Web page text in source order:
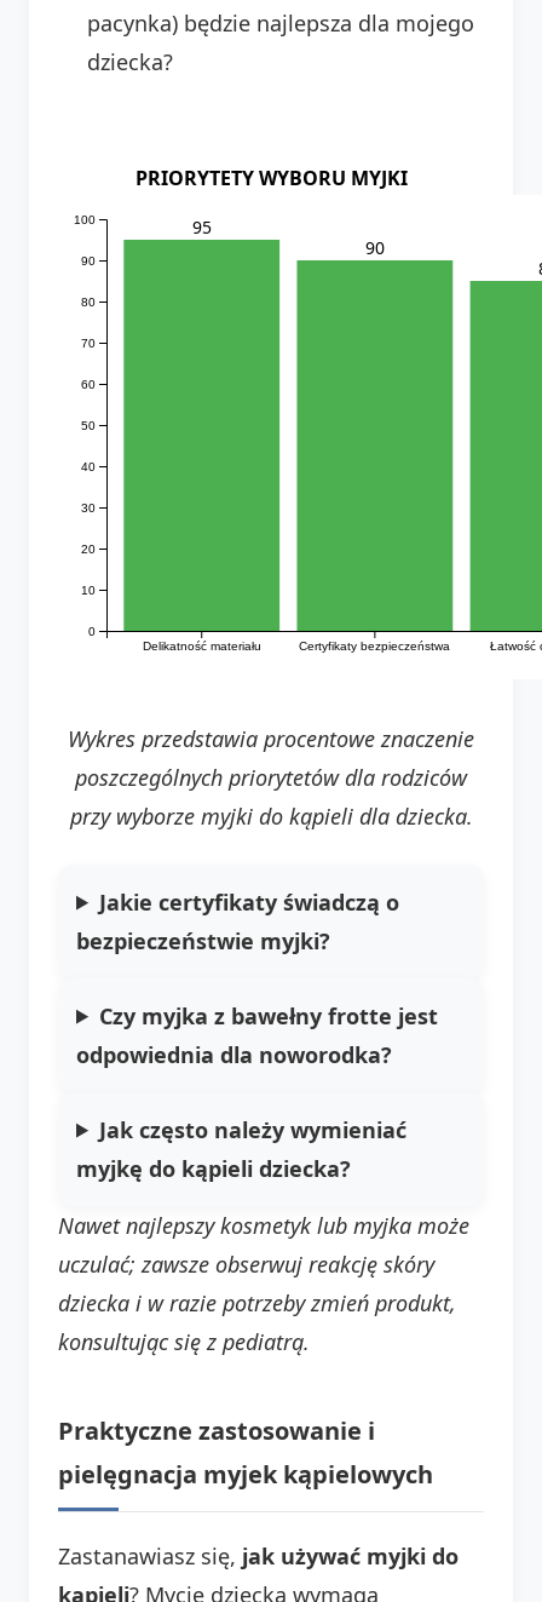
pacynka) będzie najlepsza dla mojego
dziecka?
PRIORYTETY WYBORU MYJKI
Delikatność materiału Certyfikaty bezpieczeństwa Łatwość
0
10
20
30
40
50
60
70
80
90
100
95
90
Wykres przedstawia procentowe znaczenie
poszczególnych priorytetów dla rodziców
przy wyborze myjki do kąpieli dla dziecka.
Jakie certyfikaty świadczą o
bezpieczeństwie myjki?
Czy myjka z bawełny frotte jest
odpowiednia dla noworodka?
Jak często należy wymieniać
myjkę do kąpieli dziecka?
Nawet najlepszy kosmetyk lub myjka może
uczulać; zawsze obserwuj reakcję skóry
dziecka i w razie potrzeby zmień produkt,
konsultując się z pediatrą.
Praktyczne zastosowanie i
pielęgnacja myjek kąpielowych
Zastanawiasz się, jak używać myjki do
kąpieli? Mycie dziecka wymaga